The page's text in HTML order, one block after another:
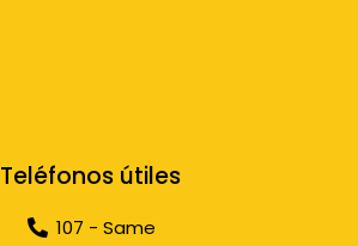
Teléfonos útiles
107 - Same